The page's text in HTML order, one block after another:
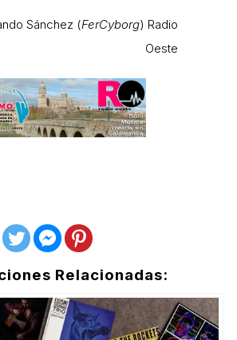
Sánchez (FerCyborg) Radio
Oeste
Relacionadas: